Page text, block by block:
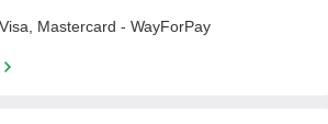
Mastercard - WayForPay